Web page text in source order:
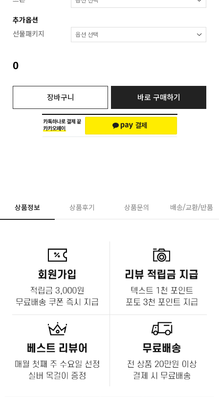
추가옵션
선물패키지
0
장바구니 바로 구매하기
상품정보 상품후기 상품문의 배송/교환/반품